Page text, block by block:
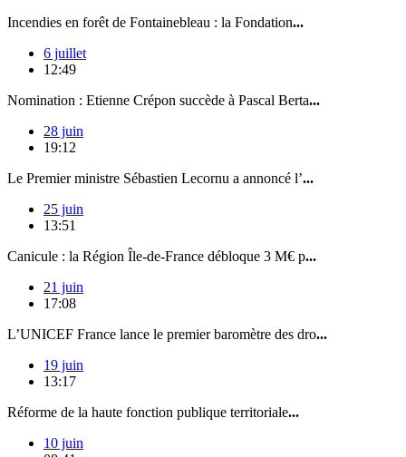
Incendies en forêt de Fontainebleau : la Fondation...
6 juillet
12:49
Nomination : Etienne Crépon succède à Pascal Berta...
28 juin
19:12
Le Premier ministre Sébastien Lecornu a annoncé l’...
25 juin
13:51
Canicule : la Région Île-de-France débloque 3 M€ p...
21 juin
17:08
L’UNICEF France lance le premier baromètre des dro...
19 juin
13:17
Réforme de la haute fonction publique territoriale...
10 juin